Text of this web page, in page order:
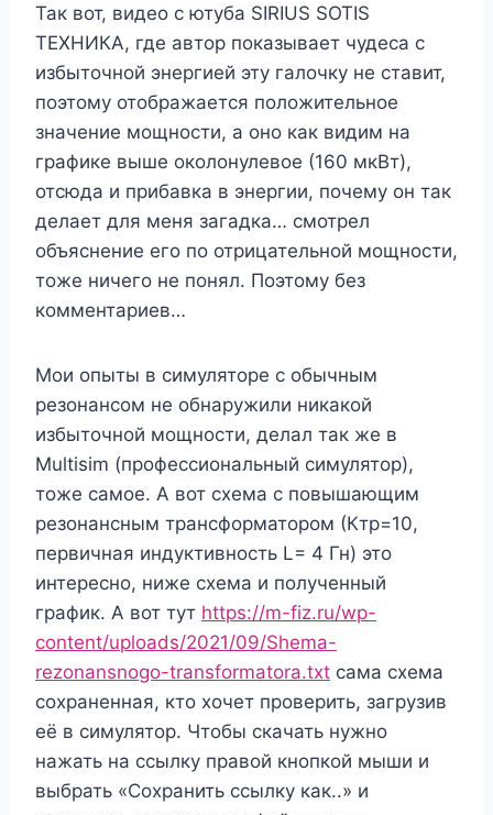
Так вот, видео с ютуба SIRIUS SOTIS
ТЕХНИКА, где автор показывает чудеса с
избыточной энергией эту галочку не ставит,
поэтому отображается положительное
значение мощности, а оно как видим на
графике выше околонулевое (160 мкВт),
отсюда и прибавка в энергии, почему он так
делает для меня загадка… смотрел
объяснение его по отрицательной мощности,
тоже ничего не понял. Поэтому без
комментариев…
Мои опыты в симуляторе с обычным
резонансом не обнаружили никакой
избыточной мощности, делал так же в
Multisim (профессиональный симулятор),
тоже самое. А вот схема с повышающим
резонансным трансформатором (Ктр=10,
первичная индуктивность L= 4 Гн) это
интересно, ниже схема и полученный
график. А вот тут https://m-fiz.ru/wp-
content/uploads/2021/09/Shema-
rezonansnogo-transformatora.txt сама схема
сохраненная, кто хочет проверить, загрузив
её в симулятор. Чтобы скачать нужно
нажать на ссылку правой кнопкой мыши и
выбрать «Сохранить ссылку как..» и